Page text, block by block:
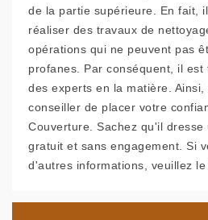
de la partie supérieure. En fait,
réaliser des travaux de
opérations qui ne peuvent pas
profanes. Par conséquent, il
des experts en la matière.
conseiller de placer votre
Couverture. Sachez qu'il
gratuit et sans engagement. Si
d'autres informations, veuillez le